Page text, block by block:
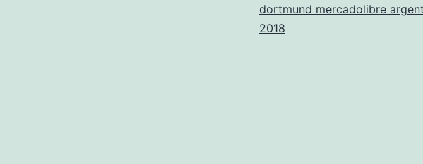
dortmund mercadolibre
2018